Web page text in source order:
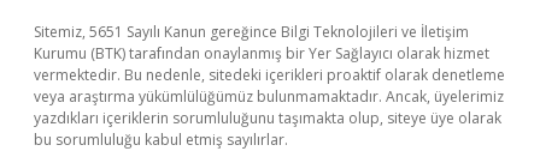
Sitemiz, 5651 Sayılı Kanun gereğince Bilgi Teknolojileri ve İletişim
Kurumu (BTK) tarafından onaylanmış bir Yer Sağlayıcı olarak hizmet
vermektedir. Bu nedenle, sitedeki içerikleri proaktif olarak denetleme
veya araştırma yükümlülüğümüz bulunmamaktadır. Ancak, üyelerimiz
yazdıkları içeriklerin sorumluluğunu taşımakta olup, siteye üye olarak
bu sorumluluğu kabul etmiş sayılırlar.